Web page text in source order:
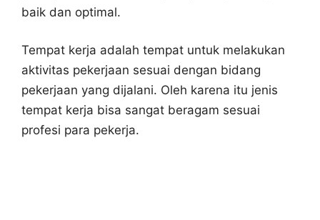
baik dan optimal.
Tempat kerja adalah tempat untuk melakukan
aktivitas pekerjaan sesuai dengan bidang
pekerjaan yang dijalani. Oleh karena itu jenis
tempat kerja bisa sangat beragam sesuai
profesi para pekerja.